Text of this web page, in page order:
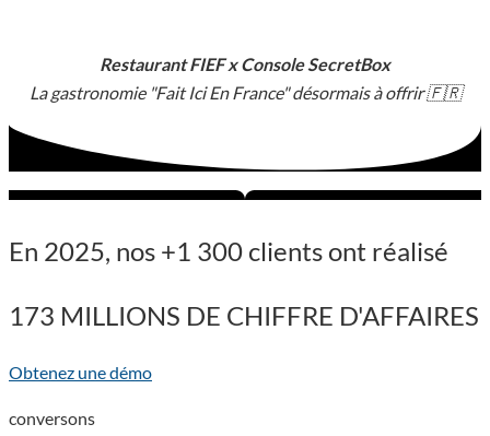
Restaurant FIEF x Console SecretBox
La gastronomie "Fait Ici En France" désormais à offrir 🇫🇷
En 2025, nos +1 300 clients ont réalisé
173 MILLIONS DE CHIFFRE D'AFFAIRES
Obtenez une démo
conversons